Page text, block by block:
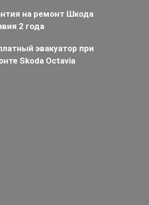
на ремонт Шкода
2 года
эвакуатор при
Skoda Octavia